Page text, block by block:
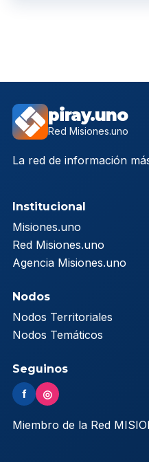
piray.uno
Red Misiones.uno
La red de información
Institucional
Misiones.uno
Red Misiones.uno
Agencia Misiones.uno
Nodos
Nodos Territoriales
Nodos Temáticos
Seguinos
f ◎
Miembro de la Red